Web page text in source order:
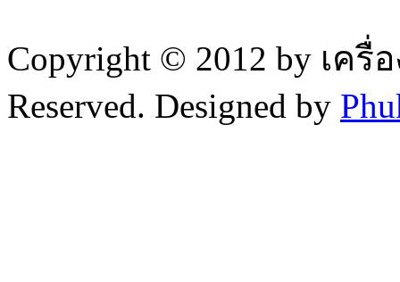
Copyright © 2012 by เค
Reserved. Designed by